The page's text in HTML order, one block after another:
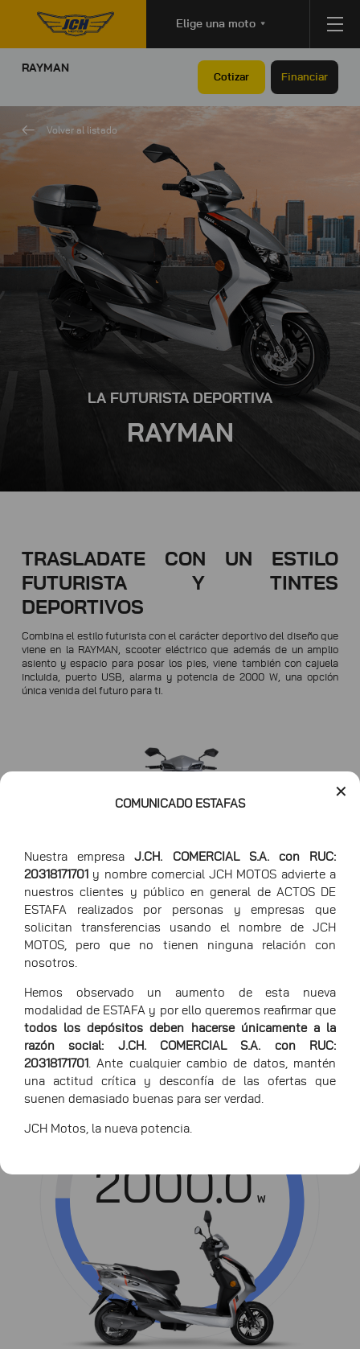
Elige una moto
✕
COMUNICADO ESTAFAS
Nuestra empresaJ.CH. COMERCIAL S.A. con RUC:
20318171701 y nombre comercial JCH MOTOS advierte a
nuestros clientes y público en general de ACTOS DE
ESTAFA realizados por personas y empresas que
solicitan transferencias usando el nombre de JCH
MOTOS, pero que no tienen ninguna relación con
nosotros.
Hemos observado un aumento de esta nueva
modalidad de ESTAFA y por ello queremos reafirmar que
todos los depósitos deben hacerse únicamente a la
razón social: J.CH. COMERCIAL S.A. con RUC:
20318171701
. Ante cualquier cambio de datos, mantén
una actitud crítica y desconfía de las ofertas que
suenen demasiado buenas para ser verdad.
JCH Motos, la nueva potencia.
RAYMAN
Cotizar Financiar
Volver al listado
LA FUTURISTA DEPORTIVA
RAYMAN
TRASLADATE CON UN ESTILO
FUTURISTA Y TINTES
DEPORTIVOS
Combina el estilo futurista con el carácter deportivo del diseño que
viene en la RAYMAN, scooter eléctrico que además de un amplio
asiento y espacio para posar los pies, viene también con cajuela
incluida, puerto USB, alarma y potencia de 2000 W, una opción
única venida del futuro para ti.
Largo 190cm
Ancho
Alto 109cm
Potencia
2000.0 W